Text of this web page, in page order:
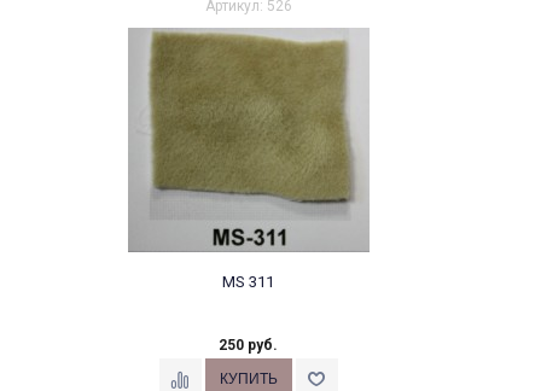
Артикул: 526
MS 311
250 руб.